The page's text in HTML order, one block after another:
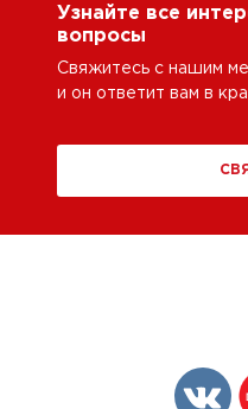
Узнайте все
вопросы
Свяжитесь с нашим
и он ответит вам в